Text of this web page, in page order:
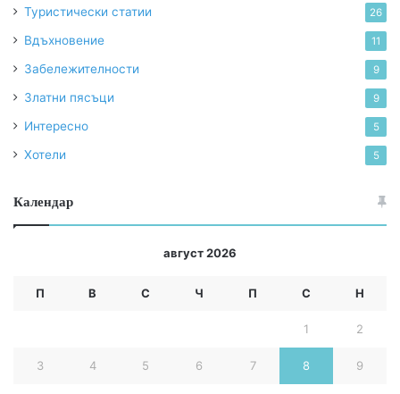
Туристически статии 26
Вдъхновение 11
Забележителности 9
Златни пясъци 9
Интересно 5
Хотели 5
Календар
август 2026
П В С Ч П С Н
1 2
3 4 5 6 7 8 9